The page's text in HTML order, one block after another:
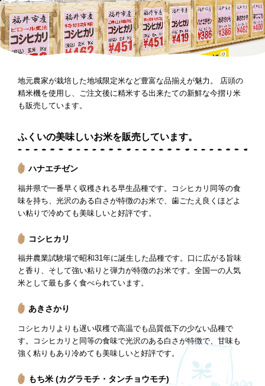
地元農家が栽培した地域限定米など豊富な品揃えが魅力。 店頭の
精米機を使用し、ご注文後に精米する出来たての新鮮な今摺り米
も販売しています。
ふくいの美味しいお米を販売しています。
ハナエチゼン
福井県で一番早く収穫される早生品種です。コシヒカリ同等の食
味を持ち、光沢のある白さが特徴のお米で、歯ごたえ良くほどよ
い粘りで冷めても美味しいと好評です。
コシヒカリ
福井農業試験場で昭和31年に誕生した品種です。口に広がる旨味
と香り、そして強い粘りと弾力が特徴のお米です。全国一の人気
米として最も多く食べられています。
あきさかり
コシヒカリよりも遅い収穫で高温でも品質低下の少ない品種で
す。コシヒカリと同等の食味で光沢のある白さが特徴で、甘味も
強く粘りもあり冷めても美味しいと好評です。
もち米 (カグラモチ・タンチョウモチ)